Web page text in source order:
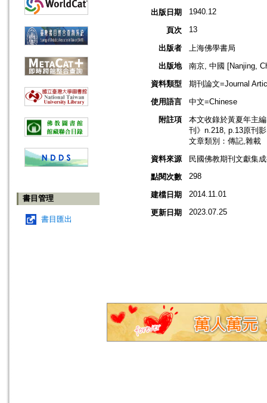
書目管理
書目匯出
出版日期 1940.12
頁次 13
出版者
上海佛學書局
出版地
南京, 中國 [Nanjing,
資料類型
期刊論文=Journal
使用語言
中文=Chinese
附註項
本文收錄於黃夏年主
刊》n.218, p.13原刊
文章類別：傳記,雜載
資料來源
民國佛教期刊文獻集
點閱次數
298
建檔日期 2014.11.01
更新日期 2023.07.25